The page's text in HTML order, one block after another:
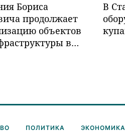
Бориса
продолжает
объектов
в
В
ПОЛИТИКА ЭКОНОМИКА